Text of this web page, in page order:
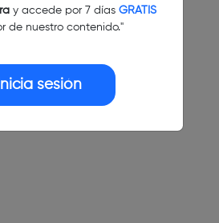
y accede por 7 días GRATIS
de nuestro contenido."
Inicia sesión